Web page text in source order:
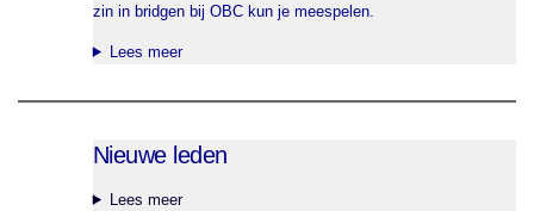
zin in bridgen bij OBC kun je meespelen.
Lees meer
Nieuwe leden
Lees meer